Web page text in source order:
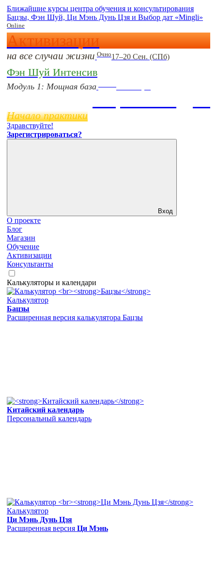
Ближайшие курсы центра обучения и консультирования
Бацзы, Фэн Шуй, Ци Мэнь Дунь Цзя и Выбор дат «Mingli»
Online
Активизации
на все случаи жизни Очно17–20 Сен. (СПб)
Фэн Шуй Интенсив
Модуль 1: Мощная база
Начало практики
Здравствуйте!
Зарегистрироваться?
Вход
О проекте
Блог
Магазин
Обучение
Активизации
Консультанты
Калькуляторы и календари
Калькулятор
Бацзы
Расширенная версия калькулятора Бацзы
Китайский календарь
Персональный календарь
Калькулятор
Ци Мэнь Дунь Цзя
Расширенная версия Ци Мэнь